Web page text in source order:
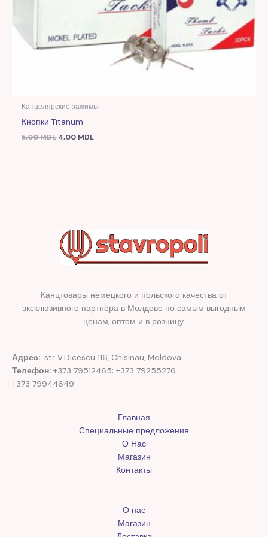
Канцелярские зажимы
Кнопки Titanum
5,00MDL 4,00 MDL
Канцтовары немецкого и польского качества от
эксклюзивного партнёра в Молдове по самым выгодным
ценам, оптом и в розницу.
Адрес: str V.Dicescu 116, Chisinau, Moldova.
Телефон: +373 79512465; +373 79255276
+373 79944649
Главная
Специальные предложения
О Нас
Магазин
Контакты
О нас
Магазин